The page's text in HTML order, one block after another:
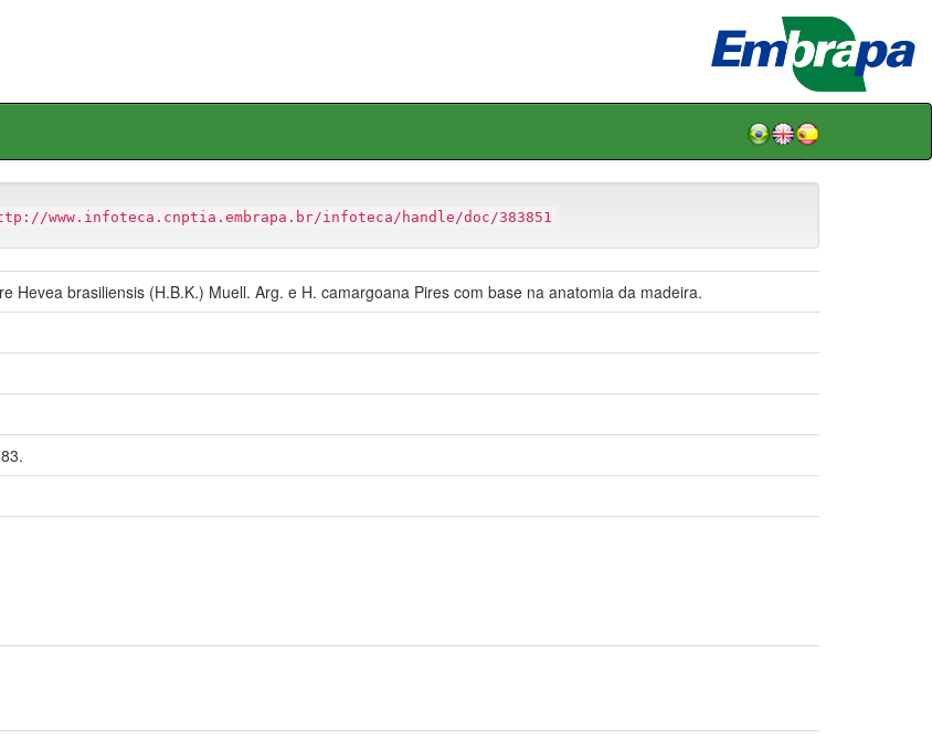
www.infoteca.cnptia.embrapa.br/infoteca/handle/doc/383851
Hevea brasiliensis (H.B.K.) Muell. Arg. e H. camargoana Pires com base na anatomia da madeira.